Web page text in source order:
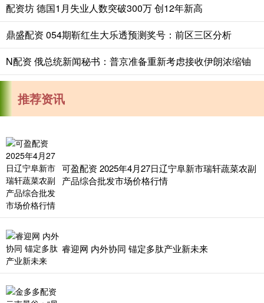
配资坊 德国1月失业人数突破300万 创12年新高
鼎盛配资 054期靳红生大乐透预测奖号：前区三区分析
N配资 俄总统新闻秘书：普京准备重新考虑接收伊朗浓缩铀
推荐资讯
可盈配资 2025年4月27日辽宁阜新市瑞轩蔬菜农副
产品综合批发市场价格行情
睿迎网 内外协同 锚定多肽产业新未来